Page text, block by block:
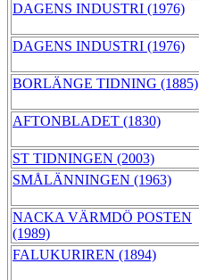
DAGENS INDUSTRI (1976)
DAGENS INDUSTRI (1976)
BORLÄNGE TIDNING (1885)
AFTONBLADET (1830)
ST TIDNINGEN (2003)
SMÅLÄNNINGEN (1963)
NACKA VÄRMDÖ POSTEN
(1989)
FALUKURIREN (1894)